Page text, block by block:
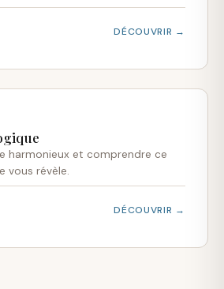
DÉCOUVRIR →
harmonieux et comprendre ce
vous révèle.
DÉCOUVRIR →